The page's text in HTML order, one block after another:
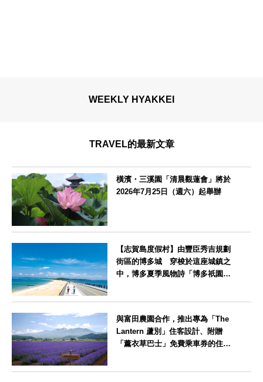
WEEKLY HYAKKEI
TRAVEL的最新文章
橫濱・三溪園「清晨觀蓮會」將於
2026年7月25日（週六）起舉辦
【志賀島度假村】由豐臣秀吉規劃
街區的博多城 穿梭於這座城鎮之
中，博多夏季風物詩「博多祇園山
與富田農園合作，推出專為「The
Lantern 蘆別」住客設計、附贈
「薰衣草巴士」免費乘車券的住宿